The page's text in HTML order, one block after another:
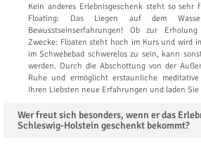
Kein anderes Erlebnisgeschenk steht so sehr
Floating: Das Liegen auf dem
Bewusstseinserfahrungen! Ob zur
Zwecke: Floaten steht hoch im Kurs und wird
im Schwebebad schwerelos zu sein, kann
werden. Durch die Abschottung von der
Ruhe und ermöglicht erstaunliche
Ihren Liebsten neue Erfahrungen und laden
Wer freut sich besonders, wenn er das
Schleswig-Holstein geschenkt bekommt?